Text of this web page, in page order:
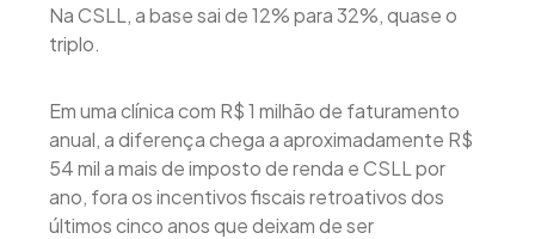
Na CSLL, a base sai de 12% para 32%, quase o
triplo.
Em uma clínica com R$ 1 milhão de faturamento
anual, a diferença chega a aproximadamente R$
54 mil a mais de imposto de renda e CSLL por
ano, fora os incentivos fiscais retroativos dos
últimos cinco anos que deixam de ser